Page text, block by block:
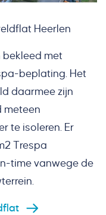
Heerlen
bekleed met
beplating. Het
daarmee zijn
meteen
te isoleren. Er
Trespa
time vanwege de